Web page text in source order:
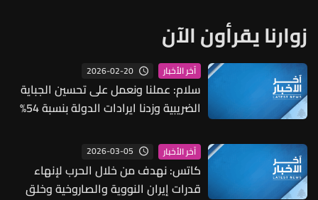
زوارنا يقرأون الآن
آخر الأخبار 2026-02-20
سلام: عملنا ونعمل على تحسين الجباية
الضريبية وزدنا ايرادات الدولة بنسبة 54%
السكانيرز
آخر الأخبار 2026-03-05
كاتس: نهدف من خلال الحرب لإنهاء
قدرات إيران النووية والصاروخية وخلق